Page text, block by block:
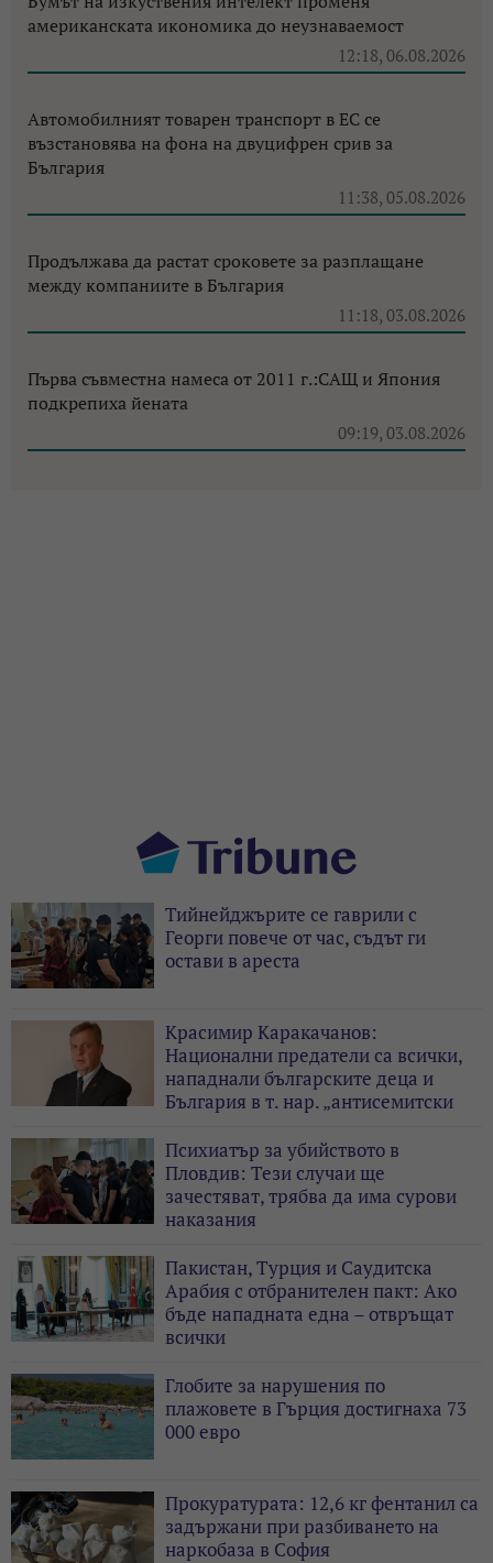
американската икономика до неузнаваемост
12:18, 06.08.2026
Автомобилният товарен транспорт в ЕС се
възстановява на фона на двуцифрен срив за
България
11:38, 05.08.2026
Продължава да растат сроковете за разплащане
между компаниите в България
11:18, 03.08.2026
Първа съвместна намеса от 2011 г.:САЩ и Япония
подкрепиха йената
09:19, 03.08.2026
Тийнейджърите се гаврили с
Георги повече от час, съдът ги
остави в ареста
Красимир Каракачанов:
Национални предатели са всички,
нападнали българските деца и
България в т. нар. „антисемитски
Психиатър за убийството в
Пловдив: Тези случаи ще
зачестяват, трябва да има сурови
наказания
Пакистан, Турция и Саудитска
Арабия с отбранителен пакт: Ако
бъде нападната една – отвръщат
всички
Глобите за нарушения по
плажовете в Гърция достигнаха 73
000 евро
Прокуратурата: 12,6 кг фентанил са
задържани при разбиването на
наркобаза в София